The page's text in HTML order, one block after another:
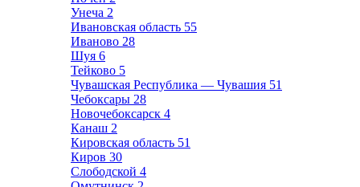
Унеча 2
Ивановская область 55
Иваново 28
Шуя 6
Тейково 5
Чувашская Республика — Чувашия 51
Чебоксары 28
Новочебоксарск 4
Канаш 2
Кировская область 51
Киров 30
Слободской 4